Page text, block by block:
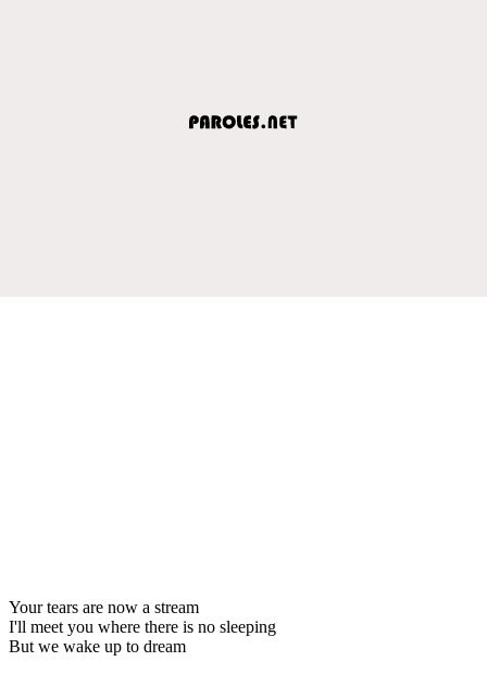
Your tears are now a stream
I'll meet you where there is no sleeping
But we wake up to dream